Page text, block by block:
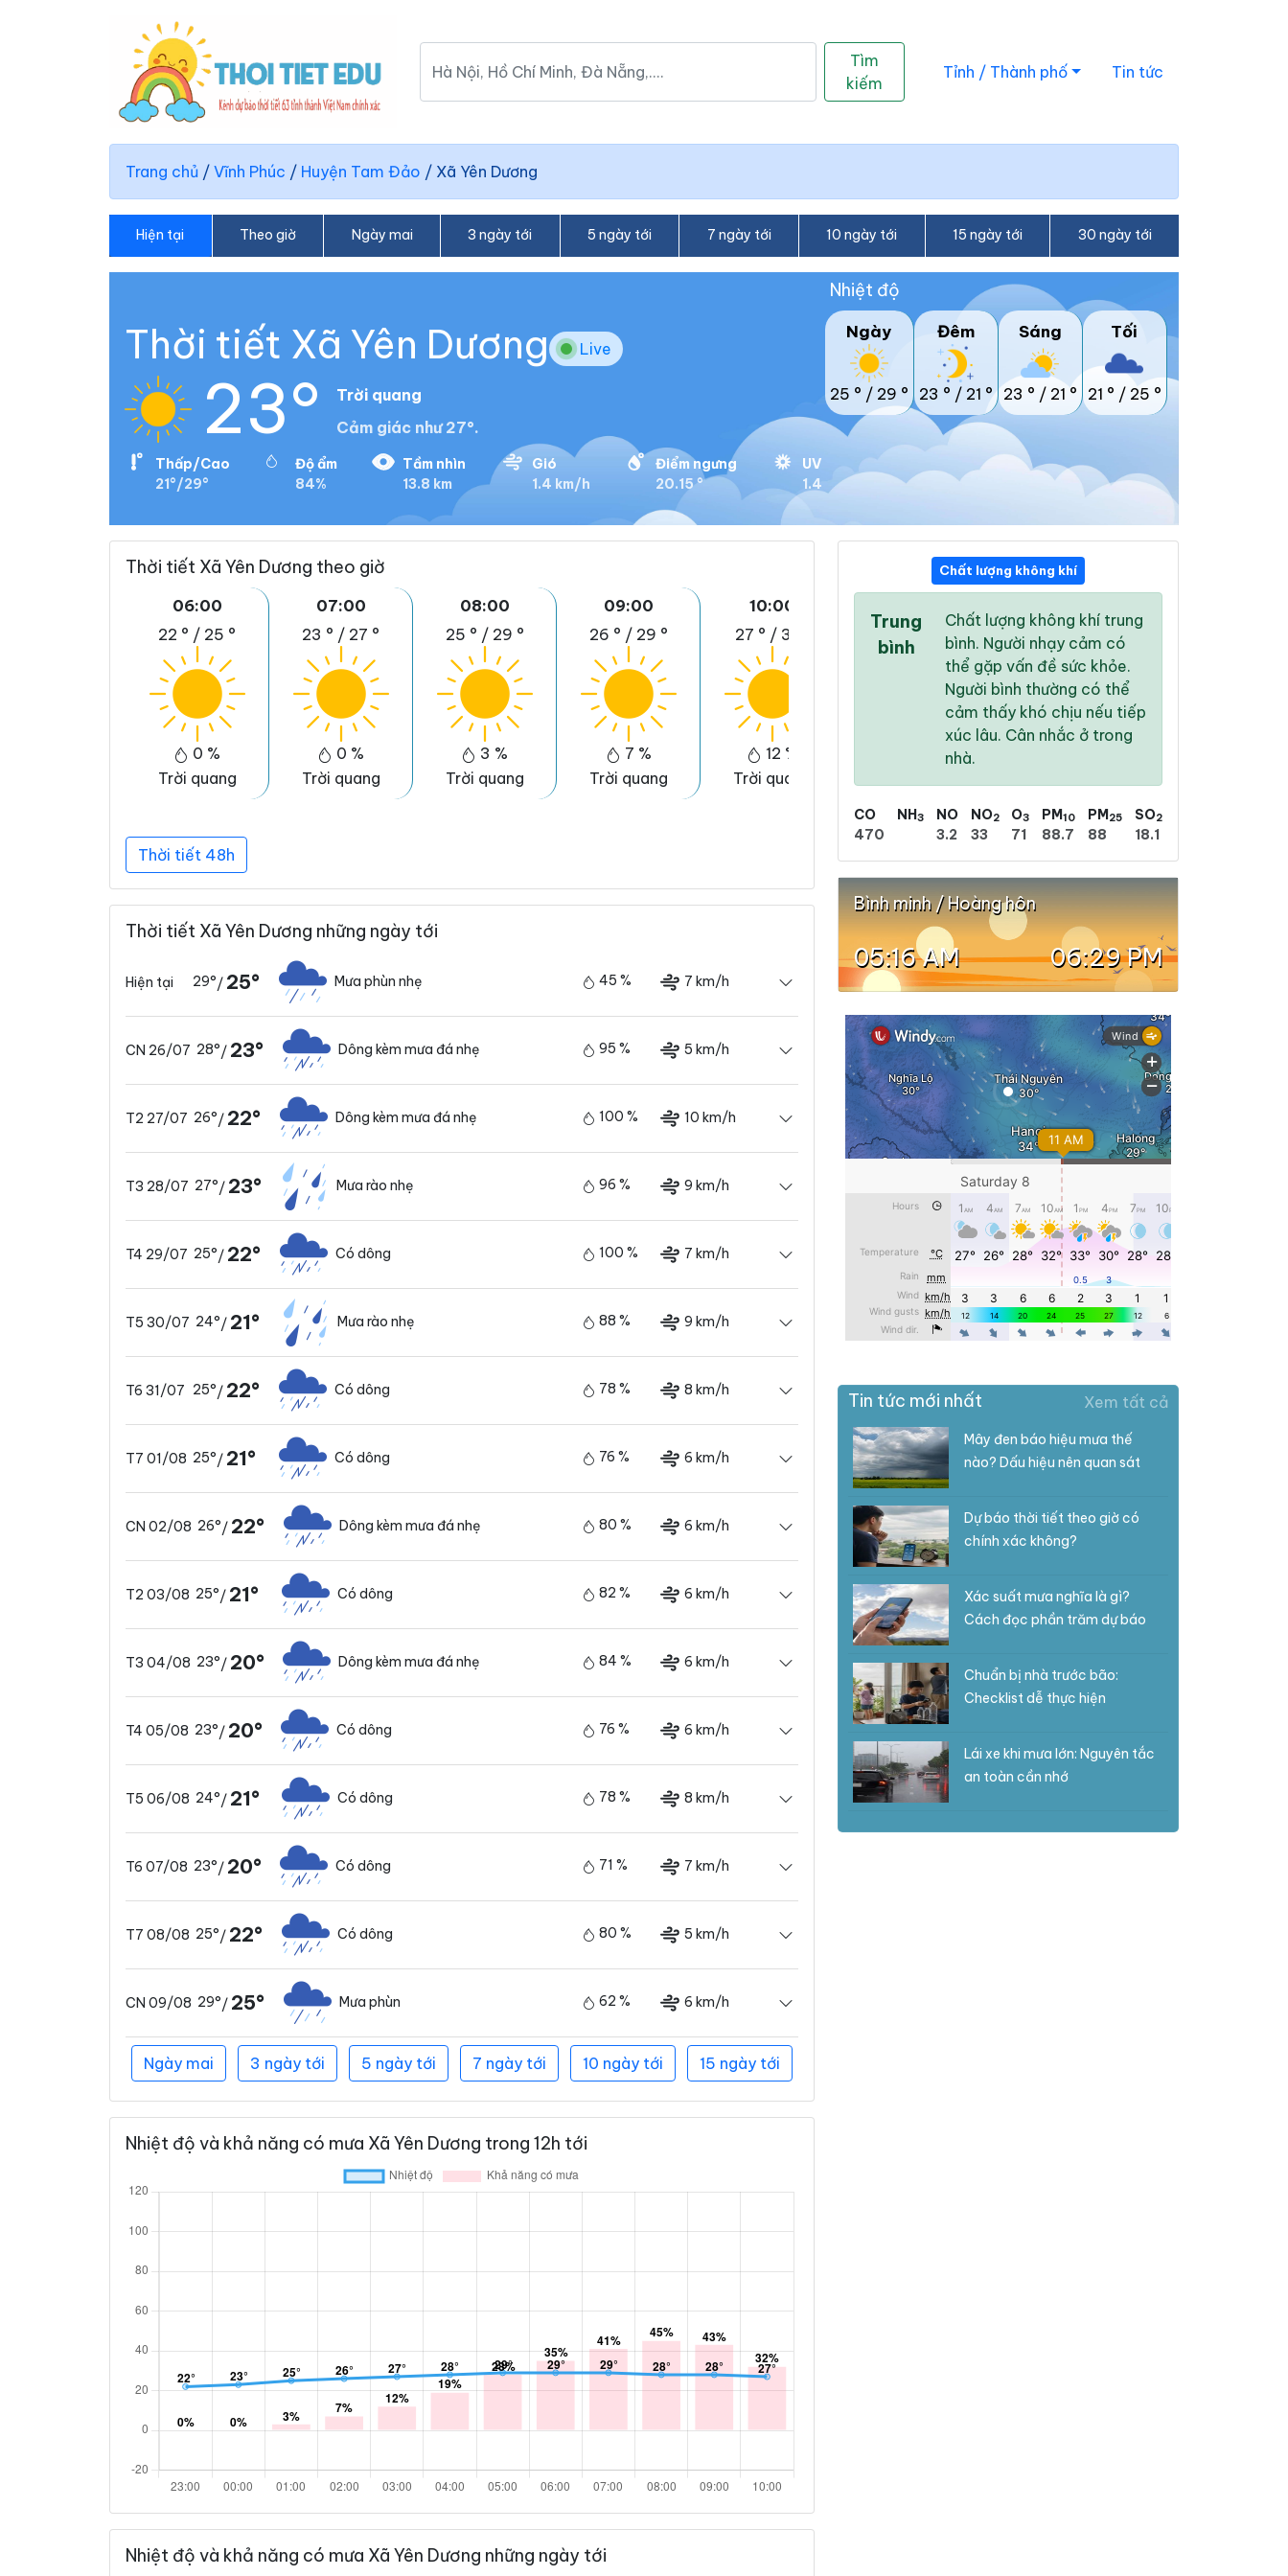
Tìm
kiếm
Tỉnh / Thành phố Tin tức
Trang chủ / Vĩnh Phúc / Huyện Tam Đảo / Xã Yên Dương
Hiện tại Theo giờ Ngày mai 3 ngày tới 5 ngày tới 7 ngày tới 10 ngày tới 15 ngày tới 30 ngày tới
Thời tiết Xã Yên Dương Live
23°
Trời quang
Cảm giác như 27°.
Thấp/Cao
21°/29°
Độ ẩm
84%
Tầm nhìn
13.8 km
Gió
1.4 km/h
Điểm ngưng
20.15 °
UV
1.4
Nhiệt độ
Ngày
25 ° / 29 °
Đêm
23 ° / 21 °
Sáng
23 ° / 21 °
Tối
21 ° / 25 °
Thời tiết Xã Yên Dương theo giờ
06:00
22 ° / 25 °
0 %
Trời quang
07:00
23 ° / 27 °
0 %
Trời quang
08:00
25 ° / 29 °
3 %
Trời quang
09:00
26 ° / 29 °
7 %
Trời quang
10:00
27 ° / 31 °
12 %
Trời quang
28 °/ 33 °
29 °
35 °
Thời tiết 48h
Thời tiết Xã Yên Dương những ngày tới
Hiện tại 29°/ 25° Mưa phùn nhẹ 45 % 7 km/h
CN 26/07 28°/ 23° Dông kèm mưa đá nhẹ 95 % 5 km/h
T2 27/07 26°/ 22° Dông kèm mưa đá nhẹ 100 % 10 km/h
T3 28/07 27°/ 23° Mưa rào nhẹ 96 % 9 km/h
T4 29/07 25°/ 22° Có dông 100 % 7 km/h
T5 30/07 24°/ 21° Mưa rào nhẹ 88 % 9 km/h
T6 31/07 25°/ 22° Có dông 78 % 8 km/h
T7 01/08 25°/ 21° Có dông 76 % 6 km/h
CN 02/08 26°/ 22° Dông kèm mưa đá nhẹ 80 % 6 km/h
T2 03/08 25°/ 21° Có dông 82 % 6 km/h
T3 04/08 23°/ 20° Dông kèm mưa đá nhẹ 84 % 6 km/h
T4 05/08 23°/ 20° Có dông 76 % 6 km/h
T5 06/08 24°/ 21° Có dông 78 % 8 km/h
T6 07/08 23°/ 20° Có dông 71 % 7 km/h
T7 08/08 25°/ 22° Có dông 80 % 5 km/h
CN 09/08 29°/ 25° Mưa phùn 62 % 6 km/h
Ngày mai 3 ngày tới 5 ngày tới 7 ngày tới 10 ngày tới 15 ngày tới
Nhiệt độ và khả năng có mưa Xã Yên Dương trong 12h tới
Nhiệt độ và khả năng có mưa Xã Yên Dương những ngày tới
Chất lượng không khí
Trung
bình
Chất lượng không khí trung
bình. Người nhạy cảm có
thể gặp vấn đề sức khỏe.
Người bình thường có thể
cảm thấy khó chịu nếu tiếp
xúc lâu. Cân nhắc ở trong
nhà.
CO
470
NH3
NO
3.2
NO2
33
O3
71
PM10
88.7
PM25
88
SO2
18.1
Bình minh / Hoàng hôn
05:16 AM 06:29 PM
Tin tức mới nhất Xem tất cả
Mây đen báo hiệu mưa thế
nào? Dấu hiệu nên quan sát
Dự báo thời tiết theo giờ có
chính xác không?
Xác suất mưa nghĩa là gì?
Cách đọc phần trăm dự báo
Chuẩn bị nhà trước bão:
Checklist dễ thực hiện
Lái xe khi mưa lớn: Nguyên tắc
an toàn cần nhớ